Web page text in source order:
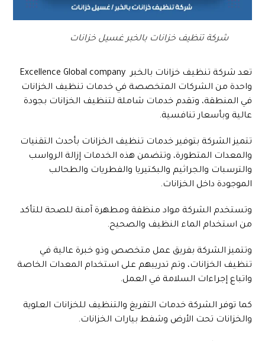
شركة تنظيف خزانات بالخبر غسيل خزانات
واحدة من الشركات المتخصصة في خدمات تنظيف الخزانات
في المنطقة، وتقدم خدمات شاملة لتنظيف الخزانات بجودة
عالية وبأسعار تنافسية.
تتميز الشركة بتوفير خدمات تنظيف الخزانات بأحدث التقنيات
والمعدات المتطورة، وتتضمن هذه الخدمات إزالة الرواسب
والترسبات والجراثيم والبكتيريا والفطريات والطحالب
الموجودة داخل الخزانات.
وتستخدم الشركة مواد منظفة ومطهرة آمنة للصحة للتأكد
من استخدام الماء النظيف والصحيح.
وتتميز الشركة بفريق عمل متخصص وذو خبرة عالية في
تنظيف الخزانات، وتم تدريبهم على استخدام المعدات الخاصة
واتباع إجراءات السلامة في العمل.
كما توفر الشركة خدمات التفريغ والتنظيف للخزانات العلوية
والخزانات تحت الأرض وشفط بيارات الخزانات.